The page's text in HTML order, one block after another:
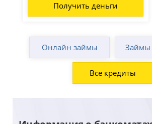
Получить деньги
Онлайн займы Займы
Все кредиты